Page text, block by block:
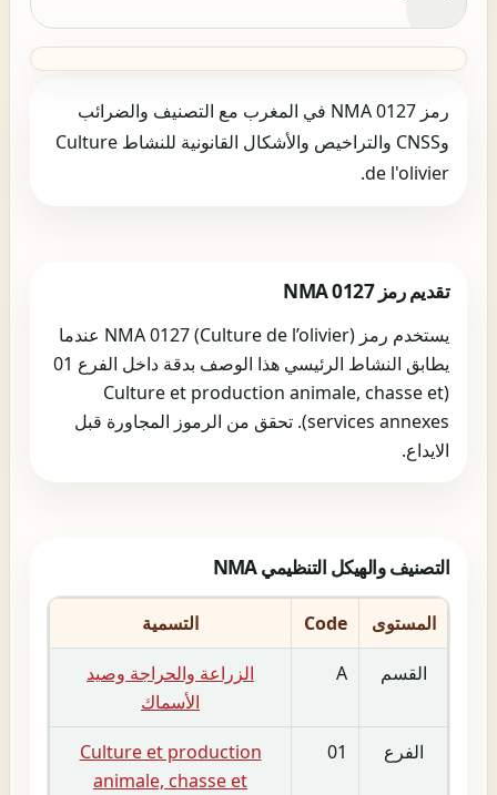
رمز NMA 0127 في المغرب مع التصنيف والضرائب
وCNSS والتراخيص والأشكال القانونية للنشاط Culture
de l'olivier.
تقديم رمز NMA 0127
يستخدم رمز NMA 0127 (Culture de l’olivier) عندما
يطابق النشاط الرئيسي هذا الوصف بدقة داخل الفرع 01
(Culture et production animale, chasse et
services annexes). تحقق من الرموز المجاورة قبل
الايداع.
التصنيف والهيكل التنظيمي NMA
المستوى Code التسمية
القسم A
الزراعة والحراجة وصيد
الأسماك
الفرع 01
Culture et production
animale, chasse et